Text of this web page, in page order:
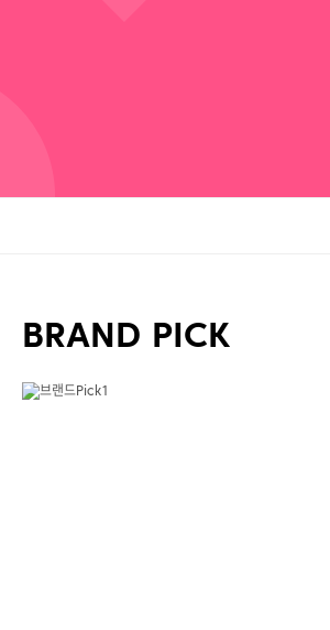
BRAND PICK